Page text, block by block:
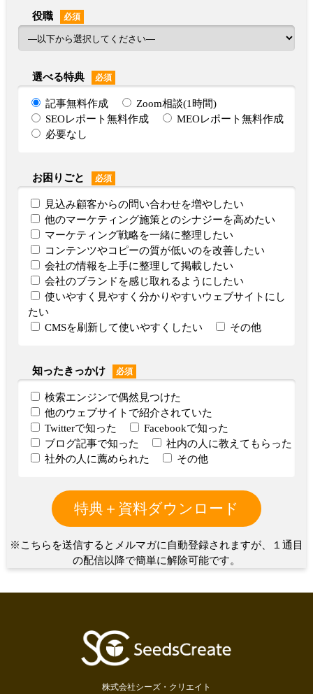
役職 必須
選べる特典 必須
記事無料作成
Zoom相談(1時間)
SEOレポート無料作成
MEOレポート無料作成
必要なし
お困りごと 必須
見込み顧客からの問い合わせを増やしたい
他のマーケティング施策とのシナジーを高めたい
マーケティング戦略を一緒に整理したい
コンテンツやコピーの質が低いのを改善したい
会社の情報を上手に整理して掲載したい
会社のブランドを感じ取れるようにしたい
使いやすく見やすく分かりやすいウェブサイトにし
たい
CMSを刷新して使いやすくしたい
その他
知ったきっかけ 必須
検索エンジンで偶然見つけた
他のウェブサイトで紹介されていた
Twitterで知った
Facebookで知った
ブログ記事で知った
社内の人に教えてもらった
社外の人に薦められた
その他
※こちらを送信するとメルマガに自動登録されますが、１通目
の配信以降で簡単に解除可能です。
株式会社シーズ・クリエイト